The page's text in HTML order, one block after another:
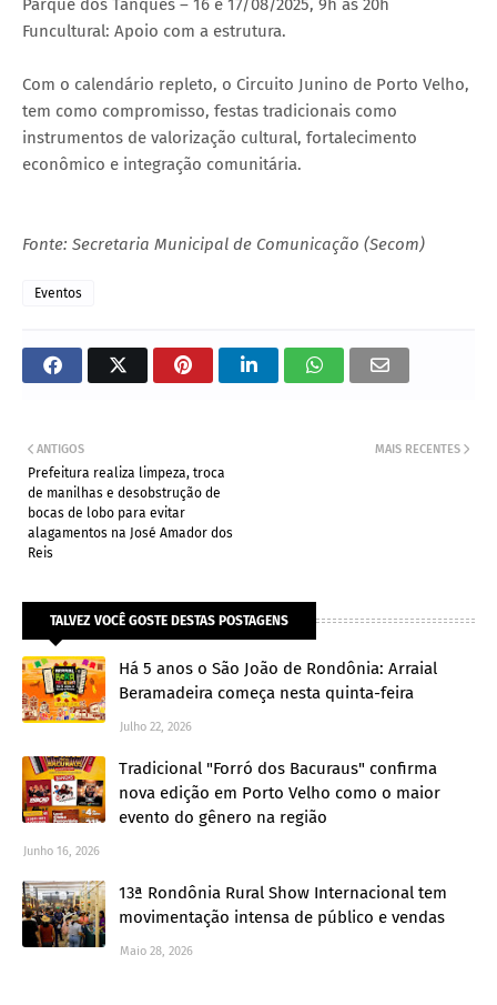
Parque dos Tanques – 16 e 17/08/2025, 9h às 20h
Funcultural: Apoio com a estrutura.
Com o calendário repleto, o Circuito Junino de Porto Velho,
tem como compromisso, festas tradicionais como
instrumentos de valorização cultural, fortalecimento
econômico e integração comunitária.
Fonte: Secretaria Municipal de Comunicação (Secom)
Eventos
MAIS RECENTES
ANTIGOS
Prefeitura realiza limpeza, troca
de manilhas e desobstrução de
bocas de lobo para evitar
alagamentos na José Amador dos
Reis
TALVEZ VOCÊ GOSTE DESTAS POSTAGENS
Há 5 anos o São João de Rondônia: Arraial
Beramadeira começa nesta quinta-feira
Julho 22, 2026
Tradicional "Forró dos Bacuraus" confirma
nova edição em Porto Velho como o maior
evento do gênero na região
Junho 16, 2026
13ª Rondônia Rural Show Internacional tem
movimentação intensa de público e vendas
Maio 28, 2026